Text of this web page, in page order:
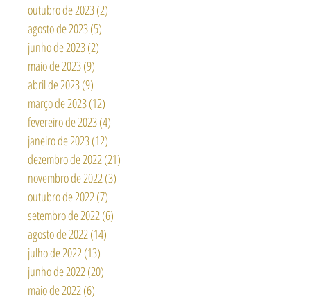
outubro de 2023(2)
agosto de 2023(5)
junho de 2023(2)
maio de 2023(9)
abril de 2023(9)
março de 2023(12)
fevereiro de 2023(4)
janeiro de 2023(12)
dezembro de 2022 (21)
novembro de 2022 (3)
outubro de 2022 (7)
setembro de 2022 (6)
agosto de 2022 (14)
julho de 2022 (13)
junho de 2022 (20)
maio de 2022 (6)